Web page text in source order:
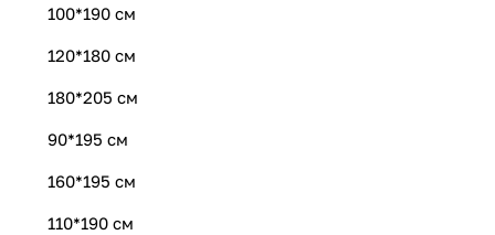
100*190 см
120*180 см
180*205 см
90*195 см
160*195 см
110*190 см